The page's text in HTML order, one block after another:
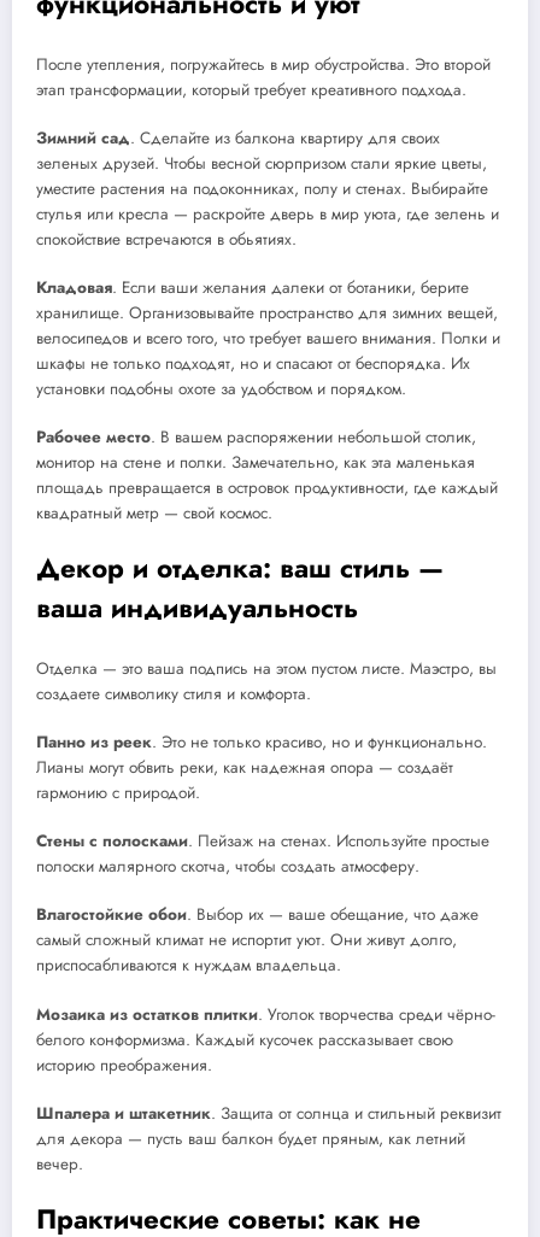
После утепления, погружайтесь в мир обустройства. Это второй
этап трансформации, который требует креативного подхода.
Зимний сад. Сделайте из балкона квартиру для своих
зеленых друзей. Чтобы весной сюрпризом стали яркие цветы,
уместите растения на подоконниках, полу и стенах. Выбирайте
стулья или кресла — раскройте дверь в мир уюта, где зелень и
спокойствие встречаются в обьятиях.
Кладовая. Если ваши желания далеки от ботаники, берите
хранилище. Организовывайте пространство для зимних вещей,
велосипедов и всего того, что требует вашего внимания. Полки и
шкафы не только подходят, но и спасают от беспорядка. Их
установки подобны охоте за удобством и порядком.
Рабочее место. В вашем распоряжении небольшой столик,
монитор на стене и полки. Замечательно, как эта маленькая
площадь превращается в островок продуктивности, где каждый
квадратный метр — свой космос.
Декор и отделка: ваш стиль —
ваша индивидуальность
Отделка — это ваша подпись на этом пустом листе. Маэстро, вы
создаете символику стиля и комфорта.
Панно из реек. Это не только красиво, но и функционально.
Лианы могут обвить реки, как надежная опора — создаёт
гармонию с природой.
Стены с полосками. Пейзаж на стенах. Используйте простые
полоски малярного скотча, чтобы создать атмосферу.
Влагостойкие обои. Выбор их — ваше обещание, что даже
самый сложный климат не испортит уют. Они живут долго,
приспосабливаются к нуждам владельца.
Мозаика из остатков плитки. Уголок творчества среди чёрно-
белого конформизма. Каждый кусочек рассказывает свою
историю преображения.
Шпалера и штакетник. Защита от солнца и стильный реквизит
для декора — пусть ваш балкон будет пряным, как летний
вечер.
Практические советы: как не